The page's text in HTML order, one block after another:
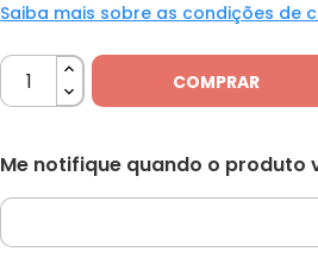
Saiba mais sobre as condições de
COMPRAR
Me notifique quando o produto